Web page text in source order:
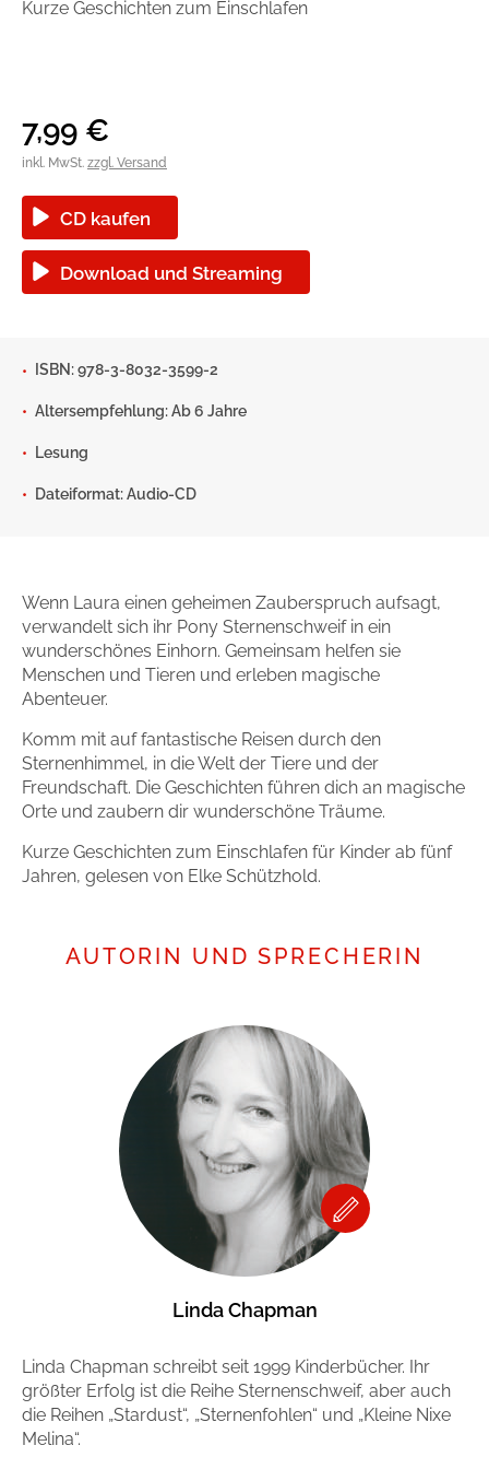
Man sieht sich
Zum Titel
Blogger und Influencer
Autorinnen und Autoren
Kurze Geschichten zum Einschlafen
7,99 €
inkl. MwSt. zzgl. Versand
CD kaufen
Download und Streaming
ISBN: 978-3-8032-3599-2
Altersempfehlung: Ab 6 Jahre
Lesung
Dateiformat: Audio-CD
Wenn Laura einen geheimen Zauberspruch aufsagt,
verwandelt sich ihr Pony Sternenschweif in ein
wunderschönes Einhorn. Gemeinsam helfen sie
Menschen und Tieren und erleben magische
Abenteuer.
Komm mit auf fantastische Reisen durch den
Sternenhimmel, in die Welt der Tiere und der
Freundschaft. Die Geschichten führen dich an magische
Orte und zaubern dir wunderschöne Träume.
Kurze Geschichten zum Einschlafen für Kinder ab fünf
Jahren, gelesen von Elke Schützhold.
AUTORIN UND SPRECHERIN
Linda Chapman
Linda Chapman schreibt seit 1999 Kinderbücher. Ihr
größter Erfolg ist die Reihe Sternenschweif, aber auch
die Reihen „Stardust“, „Sternenfohlen“ und „Kleine Nixe
Melina“.